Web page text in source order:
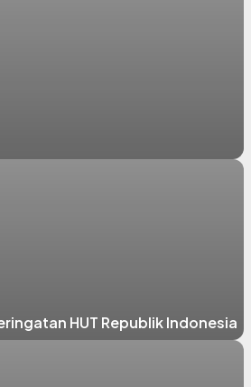
HUT Republik Indonesia